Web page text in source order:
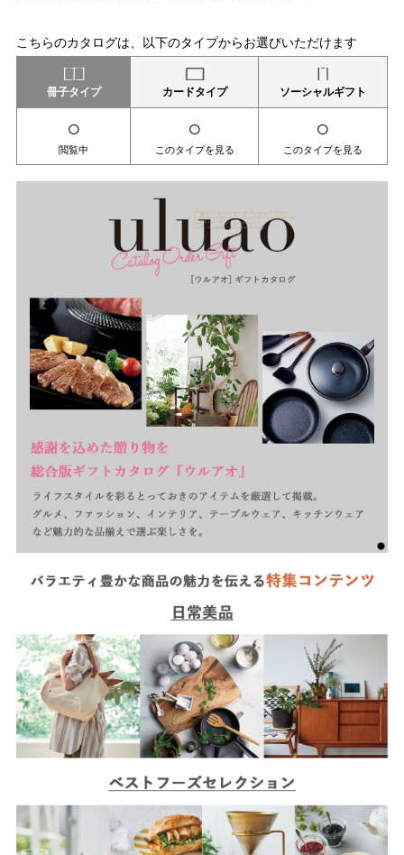
こちらのカタログは、以下のタイプからお選びいただけます
冊子タイプ カードタイプ ソーシャルギフト
○
閲覧中
○
このタイプを見る
○
このタイプを見る